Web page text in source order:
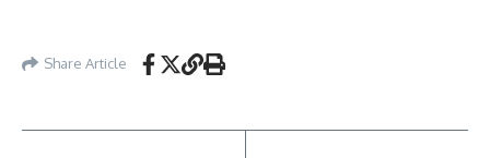
Share Article